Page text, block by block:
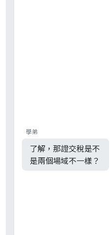
學弟
了解，那證交稅是不
是兩個場域不一樣？